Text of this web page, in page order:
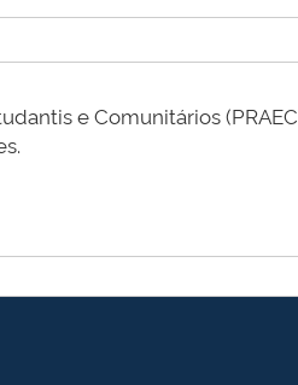
e Comunitários